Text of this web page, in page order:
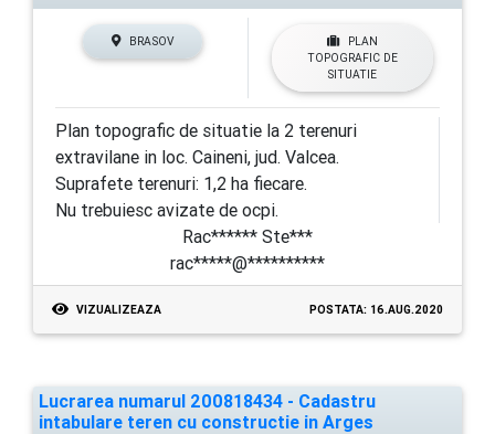
BRASOV
PLAN
TOPOGRAFIC DE
SITUATIE
Plan topografic de situatie la 2 terenuri
extravilane in loc. Caineni, jud. Valcea.
Suprafete terenuri: 1,2 ha fiecare.
Nu trebuiesc avizate de ocpi.
Rac****** Ste***
rac*****@**********
VIZUALIZEAZA POSTATA: 16.AUG.2020
Lucrarea numarul 200818434 - Cadastru
intabulare teren cu constructie in Arges